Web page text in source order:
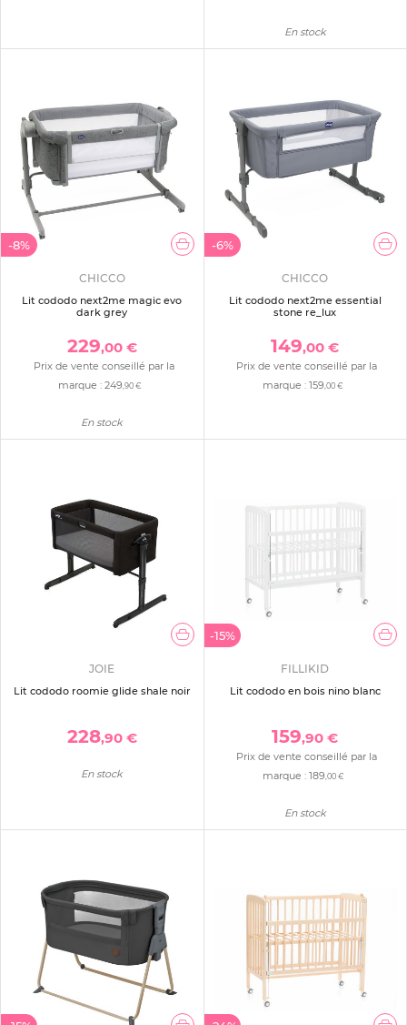
En stock
-8%
CHICCO
Lit cododo next2me magic evo
dark grey
229,00 €
Prix de vente conseillé par la
marque :249,90 €
En stock
-6%
CHICCO
Lit cododo next2me essential
stone re_lux
149,00 €
Prix de vente conseillé par la
marque :159,00 €
JOIE
Lit cododo roomie glide shale noir
228,90 €
En stock
-15%
FILLIKID
Lit cododo en bois nino blanc
159,90 €
Prix de vente conseillé par la
marque : 189,00 €
En stock